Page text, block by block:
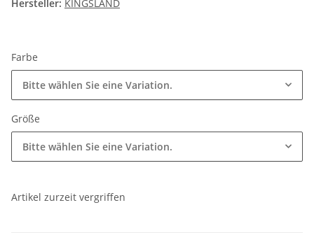
Hersteller: KINGSLAND
Farbe
Bitte wählen Sie eine Variation.
Größe
Bitte wählen Sie eine Variation.
Artikel zurzeit vergriffen